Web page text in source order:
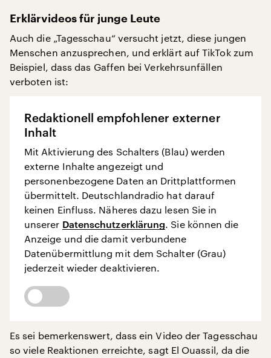
Erklärvideos für junge Leute
Auch die „Tagesschau“ versucht jetzt, diese jungen
Menschen anzusprechen, und erklärt auf TikTok zum
Beispiel, dass das Gaffen bei Verkehrsunfällen
verboten ist:
Redaktionell empfohlener externer
Inhalt
Mit Aktivierung des Schalters (Blau) werden
externe Inhalte angezeigt und
personenbezogene Daten an Drittplattformen
übermittelt. Deutschlandradio hat darauf
keinen Einfluss. Näheres dazu lesen Sie in
unserer Datenschutzerklärung. Sie können die
Anzeige und die damit verbundene
Datenübermittlung mit dem Schalter (Grau)
jederzeit wieder deaktivieren.
Es sei bemerkenswert, dass ein Video der Tagesschau
so viele Reaktionen erreichte, sagt El Ouassil, da die